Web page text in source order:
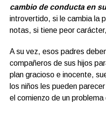
cambio de conducta en
introvertido, si le cambia la
notas, si tiene peor
A su vez, esos padres
compañeros de sus hijos
plan gracioso e inocente,
los niños les pueden
el comienzo de un